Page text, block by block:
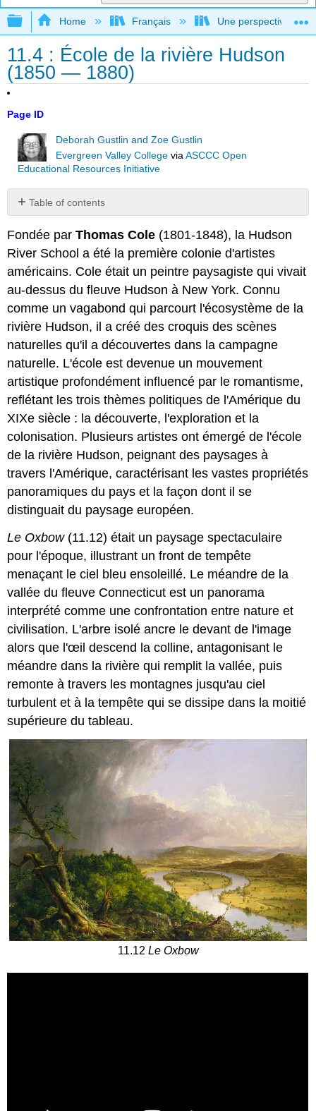
Expand/collapse global hierarchy
Home Français Une perspective
11.4 : École de la rivière Hudson
(1850 — 1880)
Page ID
Deborah Gustlin and Zoe Gustlin
Evergreen Valley College viaASCCC Open
Educational Resources Initiative
Table of contents
No
headers
Fondée parThomas Cole (1801-1848), la Hudson
River School a été la première colonie d'artistes
américains. Cole était un peintre paysagiste qui vivait
au-dessus du fleuve Hudson à New York. Connu
comme un vagabond qui parcourt l'écosystème de la
rivière Hudson, il a créé des croquis des scènes
naturelles qu'il a découvertes dans la campagne
naturelle. L'école est devenue un mouvement
artistique profondément influencé par le romantisme,
reflétant les trois thèmes politiques de l'Amérique du
XIXe siècle : la découverte, l'exploration et la
colonisation. Plusieurs artistes ont émergé de l'école
de la rivière Hudson, peignant des paysages à
travers l'Amérique, caractérisant les vastes propriétés
panoramiques du pays et la façon dont il se
distinguait du paysage européen.
Le Oxbow(11.12) était un paysage spectaculaire
pour l'époque, illustrant un front de tempête
menaçant le ciel bleu ensoleillé. Le méandre de la
vallée du fleuve Connecticut est un panorama
interprété comme une confrontation entre nature et
civilisation. L'arbre isolé ancre le devant de l'image
alors que l'œil descend la colline, antagonisant le
méandre dans la rivière qui remplit la vallée, puis
remonte à travers les montagnes jusqu'au ciel
turbulent et à la tempête qui se dissipe dans la moitié
supérieure du tableau.
11.12 Le Oxbow